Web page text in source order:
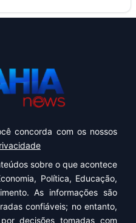
concorda com os nossos
sobre o que acontece
Política, Educação,
As informações são
confiáveis; no entanto,
decisões tomadas com